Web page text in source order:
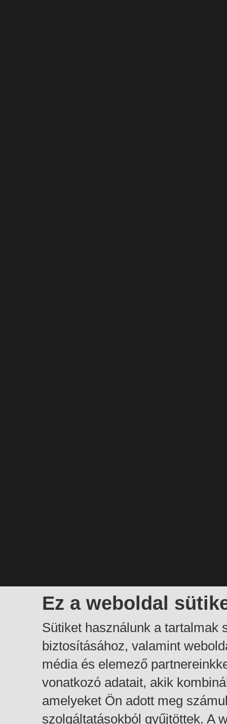
Ez a weboldal
Sütiket használunk a tartalmak
biztosításához, valamint
média és elemező
vonatkozó adatait, akik
amelyeket Ön adott meg
szolgáltatásokból gyűjtöttek. A